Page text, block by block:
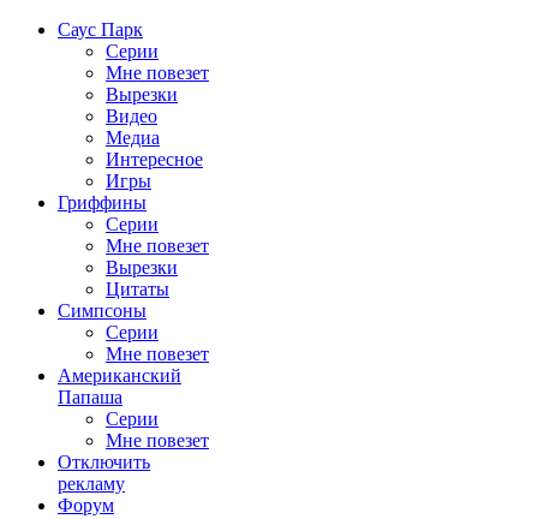
Саус Парк
Серии
Мне повезет
Вырезки
Видео
Медиа
Интересное
Игры
Гриффины
Серии
Мне повезет
Вырезки
Цитаты
Симпсоны
Серии
Мне повезет
Американский
Папаша
Серии
Мне повезет
Отключить
рекламу
Форум